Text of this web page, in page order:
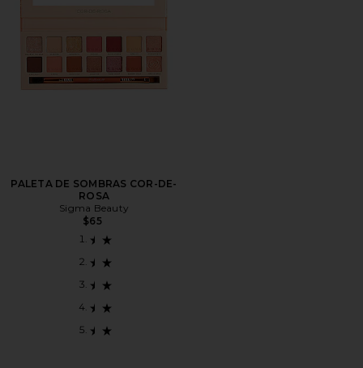
PALETA DE SOMBRAS COR-DE-
ROSA
Sigma Beauty
$65